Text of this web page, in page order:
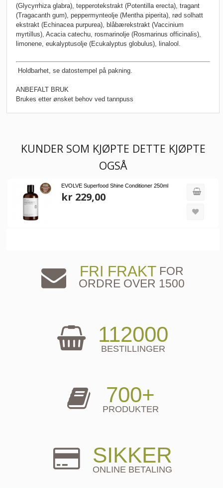
(Glycyrrhiza glabra), tepperotekstrakt (Potentilla erecta), tragant
(Tragacanth gum), peppermynteolje (Mentha piperita), rød solhatt
ekstrakt (Echinacea purpurea), blåbærekstrakt (Vaccinium
myrtillus), Acacia catechu, rosmarinolje (Rosmarinus officinalis),
limonene, eukalyptusolje (Ecukalyptus globulus), linalool.
Holdbarhet, se datostempel på pakning.
ANBEFALT BRUK
Brukes etter ønsket behov ved tannpuss
KUNDER SOM KJØPTE DETTE KJØPTE
OGSÅ
EVOLVE Superfood Shine Conditioner 250ml
kr 229,00
FRI FRAKTFOR
ORDRE OVER 1500
112000
BESTILLINGER
700+
PRODUKTER
SIKKER
ONLINE BETALING